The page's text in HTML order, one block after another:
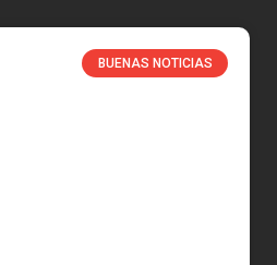
BUENAS NOTICIAS